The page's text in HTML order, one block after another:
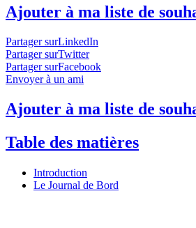
Ajouter à ma liste de
Partager surLinkedIn
Partager surTwitter
Partager surFacebook
Envoyer à un ami
Ajouter à ma liste de
Table des matières
Introduction
Le Journal de Bord